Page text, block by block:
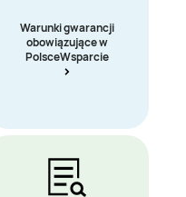
Warunki gwarancji
obowiązujące w
PolsceWsparcie